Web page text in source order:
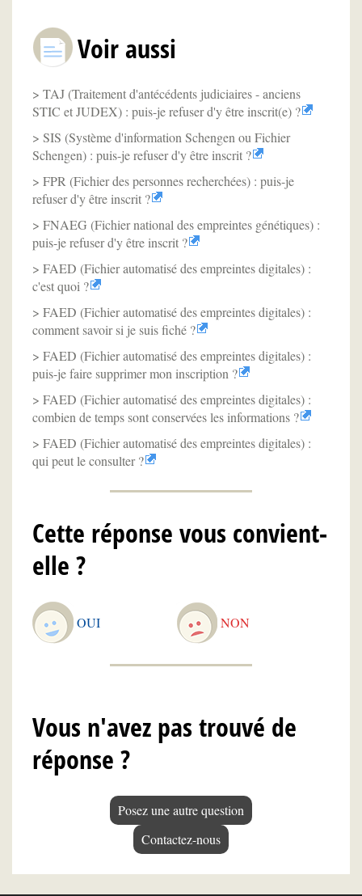
Voir aussi
TAJ (Traitement d'antécédents judiciaires - anciens
STIC et JUDEX) : puis-je refuser d'y être inscrit(e) ?
SIS (Système d'information Schengen ou Fichier
Schengen) : puis-je refuser d'y être inscrit ?
FPR (Fichier des personnes recherchées) : puis-je
refuser d'y être inscrit ?
FNAEG (Fichier national des empreintes génétiques) :
puis-je refuser d'y être inscrit ?
FAED (Fichier automatisé des empreintes digitales) :
c'est quoi ?
FAED (Fichier automatisé des empreintes digitales) :
comment savoir si je suis fiché ?
FAED (Fichier automatisé des empreintes digitales) :
puis-je faire supprimer mon inscription ?
FAED (Fichier automatisé des empreintes digitales) :
combien de temps sont conservées les informations ?
FAED (Fichier automatisé des empreintes digitales) :
qui peut le consulter ?
Cette réponse vous convient-
elle ?
OUI NON
Vous n'avez pas trouvé de
réponse ?
Posez une autre question
Contactez-nous